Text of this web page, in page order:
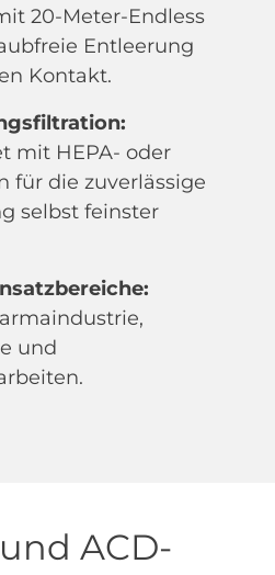
20-Meter-Endless
Entleerung
Kontakt.
mit HEPA- oder
für die zuverlässige
selbst feinster
und
ACD-